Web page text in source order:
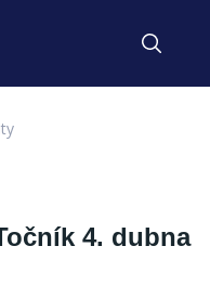
4. dubna